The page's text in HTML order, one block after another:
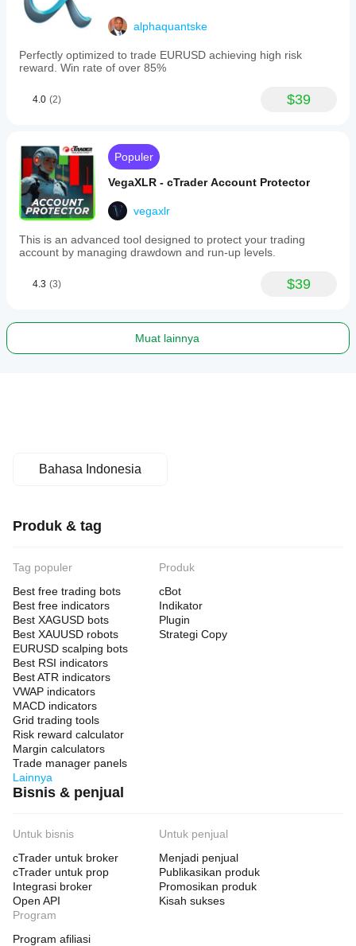
alphaquantske
Perfectly optimized to trade EURUSD achieving high risk
reward. Win rate of over 85%
4.0 (2) $39
Populer
VegaXLR - cTrader Account Protector
vegaxlr
This is an advanced tool designed to protect your trading
account by managing drawdown and run-up levels.
4.3 (3) $39
Muat lainnya
Bahasa Indonesia
Produk & tag
Tag populer
Best free trading bots
Best free indicators
Best XAGUSD bots
Best XAUUSD robots
EURUSD scalping bots
Best RSI indicators
Best ATR indicators
VWAP indicators
MACD indicators
Grid trading tools
Risk reward calculator
Margin calculators
Trade manager panels
Lainnya
Produk
cBot
Indikator
Plugin
Strategi Copy
Bisnis & penjual
Untuk bisnis
cTrader untuk broker
cTrader untuk prop
Integrasi broker
Open API
Untuk penjual
Menjadi penjual
Publikasikan produk
Promosikan produk
Kisah sukses
Program
Program afiliasi